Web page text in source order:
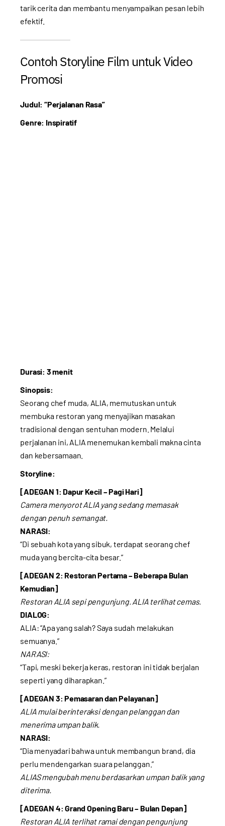
tarik cerita dan membantu menyampaikan pesan lebih
efektif.
Contoh Storyline Film untuk Video
Promosi
Judul: “Perjalanan Rasa”
Genre: Inspiratif
Durasi: 3 menit
Sinopsis:
Seorang chef muda, ALIA, memutuskan untuk
membuka restoran yang menyajikan masakan
tradisional dengan sentuhan modern. Melalui
perjalanan ini, ALIA menemukan kembali makna cinta
dan kebersamaan.
Storyline:
[ADEGAN 1: Dapur Kecil – Pagi Hari]
Camera menyorot ALIA yang sedang memasak
dengan penuh semangat.
NARASI:
“Di sebuah kota yang sibuk, terdapat seorang chef
muda yang bercita-cita besar.”
[ADEGAN 2: Restoran Pertama – Beberapa Bulan
Kemudian]
Restoran ALIA sepi pengunjung. ALIA terlihat cemas.
DIALOG:
ALIA: “Apa yang salah? Saya sudah melakukan
semuanya.”
NARASI:
“Tapi, meski bekerja keras, restoran ini tidak berjalan
seperti yang diharapkan.”
[ADEGAN 3: Pemasaran dan Pelayanan]
ALIA mulai berinteraksi dengan pelanggan dan
menerima umpan balik.
NARASI:
“Dia menyadari bahwa untuk membangun brand, dia
perlu mendengarkan suara pelanggan.”
ALIAS mengubah menu berdasarkan umpan balik yang
diterima.
[ADEGAN 4: Grand Opening Baru – Bulan Depan]
Restoran ALIA terlihat ramai dengan pengunjung